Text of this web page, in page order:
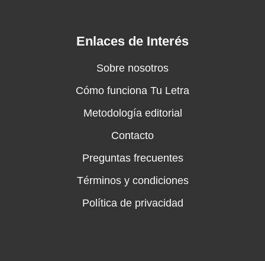
Enlaces de Interés
Sobre nosotros
Cómo funciona Tu Letra
Metodología editorial
Contacto
Preguntas frecuentes
Términos y condiciones
Política de privacidad